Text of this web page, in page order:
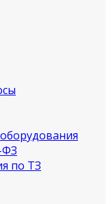
ФЗ
по ТЗ